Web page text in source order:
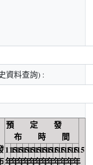
資料查詢) :
預 定 發
布 時 間
115
年
115
年
115
年
115
年
115
年
115
年
115
年
115
年
115
年
115
年
115
年
115
年